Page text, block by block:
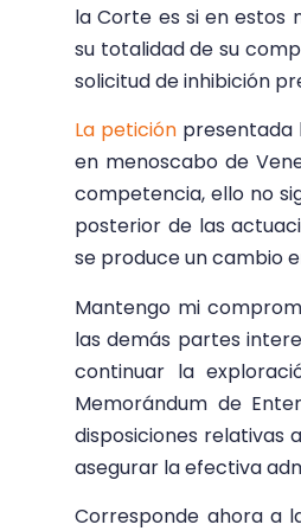
la Corte es si en estos
su totalidad de su
solicitud de inhibición
La petición presentada
en menoscabo de
competencia, ello no
posterior de las
se produce un cambio
Mantengo mi
las demás partes
continuar la
Memorándum de
disposiciones relativas
asegurar la efectiva
Corresponde ahora a